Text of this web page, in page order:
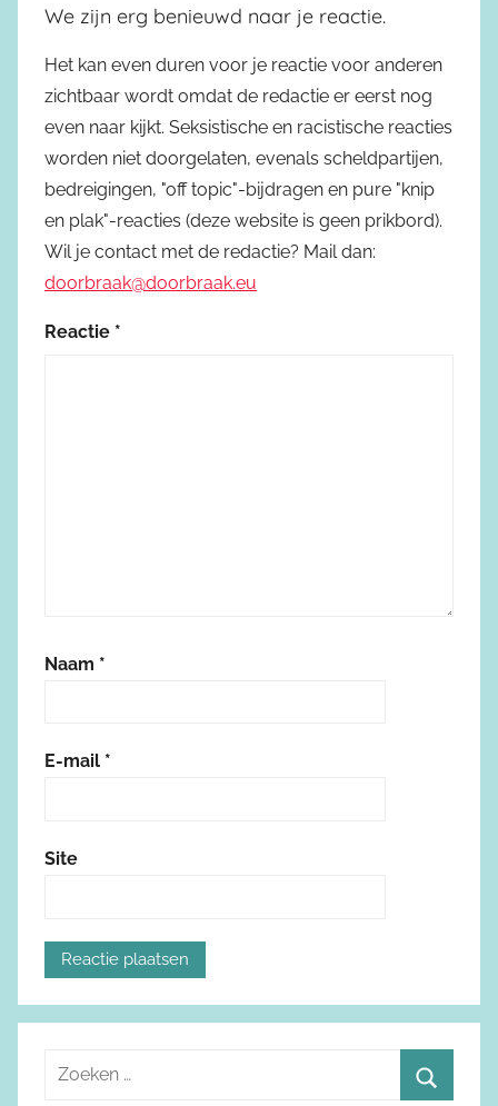
We zijn erg benieuwd naar je reactie.
Het kan even duren voor je reactie voor anderen
zichtbaar wordt omdat de redactie er eerst nog
even naar kijkt. Seksistische en racistische reacties
worden niet doorgelaten, evenals scheldpartijen,
bedreigingen, "off topic"-bijdragen en pure "knip
en plak"-reacties (deze website is geen prikbord).
Wil je contact met de redactie? Mail dan:
doorbraak@doorbraak.eu
Reactie *
Naam *
E-mail *
Site